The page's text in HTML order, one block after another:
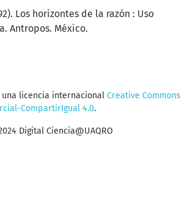
Los horizontes de la razón : Uso
Antropos. México.
licencia internacional Creative Commons
CompartirIgual 4.0.
Digital Ciencia@UAQRO